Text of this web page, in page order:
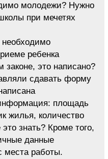
молодежи? Нужно
при мечетях
ребенка
законе, это написано?
сдавать форму
площадь
жилья, количество
знать? Кроме того,
данные
места работы.